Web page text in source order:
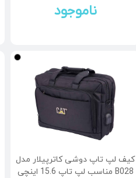
ناموجود
کیف لپ تاپ دوشی کاترپیلار مدل
B028 مناسب لپ تاپ 15.6 اینچی